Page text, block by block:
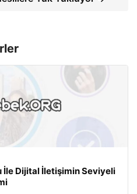
Dijital İletişimin Seviyeli